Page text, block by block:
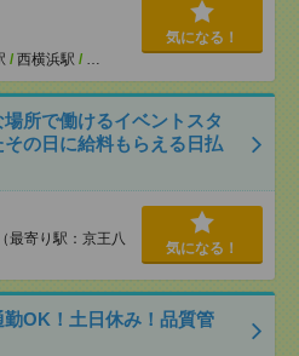
/ 西横浜駅 / …
気になる！
所で働けるイベントスタ
の日に給料もらえる日払
最寄り駅：京王八
気になる！
OK！土日休み！品質管